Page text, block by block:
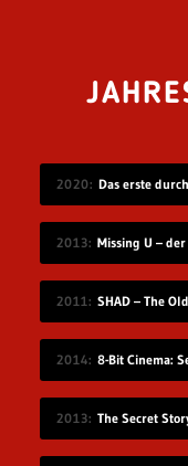
2020 Das erste
2013 Missing U –
2011 SHAD – The
2014 8-Bit Cinema:
2013 The Secret